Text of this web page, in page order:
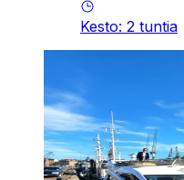
Kesto: 2 tuntia